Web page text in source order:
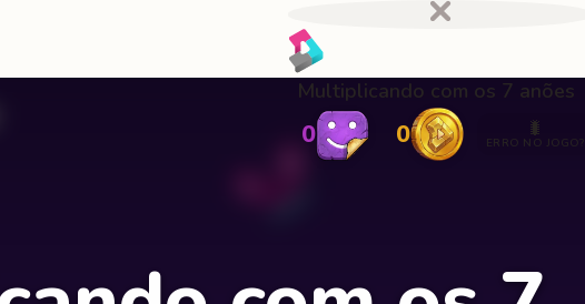
Multiplicando com os 7 anões
0 0 🐛
ERRO NO JOGO?